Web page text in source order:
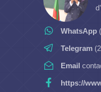
WhatsApp
Telegram
Email
https://